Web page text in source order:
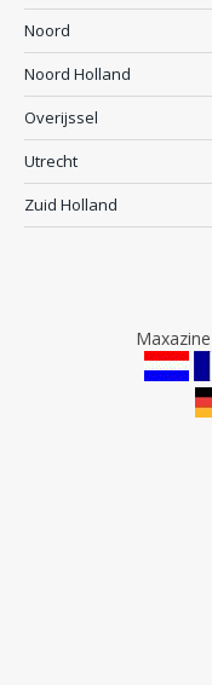
Noord
Noord Holland
Overijssel
Utrecht
Zuid Holland